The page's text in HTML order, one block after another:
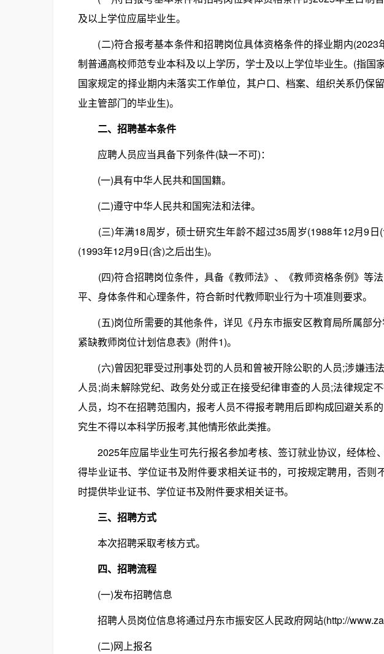
及以上学位应届毕业生。
(二)符合报考基本条件和招聘岗位具体资格条件的择业期内(2023
制普通高校师范专业本科及以上学历，学士及以上学位毕业生。(指国
国家规定的择业期内未落实工作单位，其户口、档案、组织关系仍保
业主管部门的毕业生)。
二、招聘基本条件
应聘人员应当具备下列条件(缺一不可)：
(一)具有中华人民共和国国籍。
(二)遵守中华人民共和国宪法和法律。
(三)年满18周岁，硕士研究生年龄不超过35周岁(1988年12月9日(
(1993年12月9日(含)之后出生)。
(四)符合招聘岗位条件，具备《教师法》、《教师资格条例》等
平、身体条件和心理条件，符合新时代教师职业行为十项准则要求。
(五)岗位所需要的其他条件，详见《丹东市振安区教育局所属部分
紧缺教师岗位计划信息表》(附件1)。
(六)曾因犯罪受过刑事处罚的人员和曾被开除公职的人员;涉嫌违
人员;尚未解除党纪、政务处分或正在接受纪律审查的人员;法律规定
人员，均不在招聘范围内，报考人员不得报考聘用后即构成回避关系
究生不得以本科学历报考,其他情形依此类推。
2025年应届毕业生可先行报名参加考核、签订就业协议，经体检
得毕业证书、学位证书及附件要求相关证书的，可按规定聘用，否则
时提供毕业证书、学位证书及附件要求相关证书。
三、招聘方式
本次招聘采取考核方式。
四、招聘流程
(一)发布招聘信息
招聘人员岗位信息将通过丹东市振安区人民政府网站(http://
(二)网上报名